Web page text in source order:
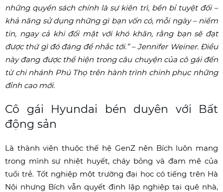
những quyển sách chính là sự kiên trì, bền bỉ tuyệt đối –
khả năng sử dụng những gì bạn vốn có, mỗi ngày – niềm
tin, ngay cả khi đối mặt với khó khăn, rằng bạn sẽ đạt
được thứ gì đó đáng để nhắc tới.” – Jennifer Weiner. Điều
này đang được thể hiện trong câu chuyện của cô gái đến
từ chi nhánh Phú Thọ trên hành trình chinh phục những
đỉnh cao mới.
Cô gái Hyundai bén duyên với Bất
động sản
Là thành viên thuộc thế hệ GenZ nên Bích luôn mang
trong mình sự nhiệt huyết, cháy bỏng và đam mê của
tuổi trẻ. Tốt nghiệp một trường đại học có tiếng trên Hà
Nội nhưng Bích vẫn quyết định lập nghiệp tại quê nhà,